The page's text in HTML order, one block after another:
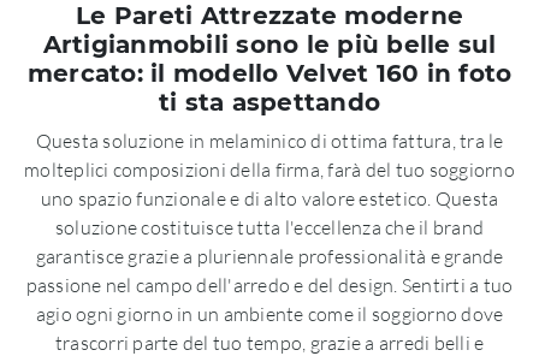
Le Pareti Attrezzate moderne
Artigianmobili sono le più belle sul
mercato: il modello Velvet 160 in foto
ti sta aspettando
Questa soluzione in melaminico di ottima fattura, tra le
molteplici composizioni della firma, farà del tuo soggiorno
uno spazio funzionale e di alto valore estetico. Questa
soluzione costituisce tutta l'eccellenza che il brand
garantisce grazie a pluriennale professionalità e grande
passione nel campo dell'arredo e del design. Sentirti a tuo
agio ogni giorno in un ambiente come il soggiorno dove
trascorri parte del tuo tempo, grazie a arredi belli e